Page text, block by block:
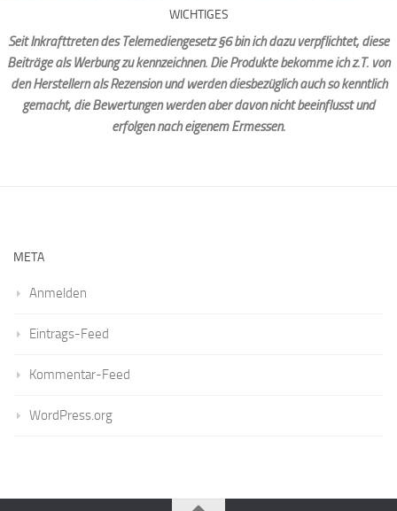
WICHTIGES
Seit Inkrafttreten des Telemediengesetz §6 bin ich dazu verpflichtet, diese
Beiträge als Werbung zu kennzeichnen. Die Produkte bekomme ich z.T. von
den Herstellern als Rezension und werden diesbezüglich auch so kenntlich
gemacht, die Bewertungen werden aber davon nicht beeinflusst und
erfolgen nach eigenem Ermessen.
META
Anmelden
Eintrags-Feed
Kommentar-Feed
WordPress.org